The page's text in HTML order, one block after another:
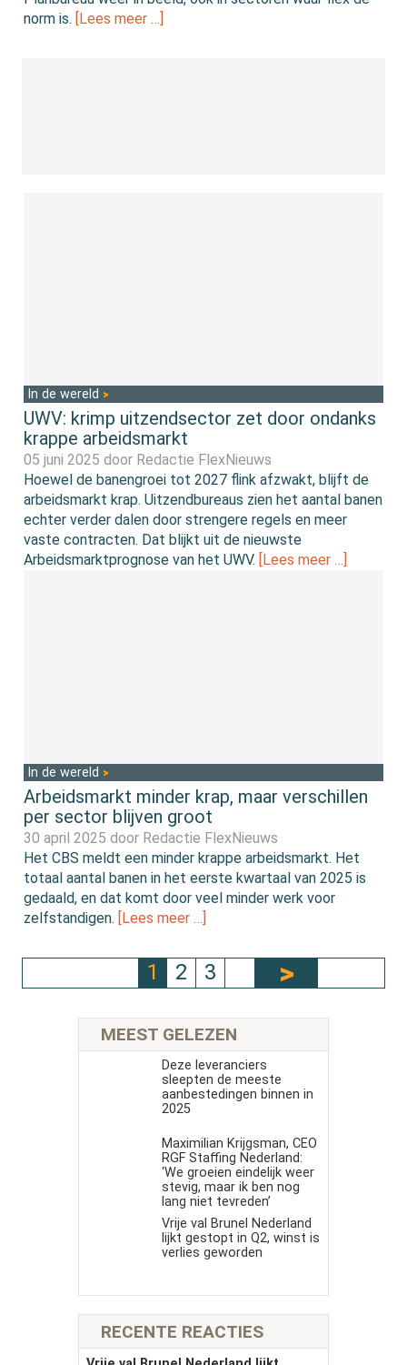
norm is. [Lees meer …]
In de wereld
UWV: krimp uitzendsector zet door ondanks
krappe arbeidsmarkt
05 juni 2025 door Redactie FlexNieuws
Hoewel de banengroei tot 2027 flink afzwakt, blijft de
arbeidsmarkt krap. Uitzendbureaus zien het aantal banen
echter verder dalen door strengere regels en meer
vaste contracten. Dat blijkt uit de nieuwste
Arbeidsmarktprognose van het UWV.
[Lees meer …]
In de wereld
Arbeidsmarkt minder krap, maar verschillen
per sector blijven groot
30 april 2025 door Redactie FlexNieuws
Het CBS meldt een minder krappe arbeidsmarkt. Het
totaal aantal banen in het eerste kwartaal van 2025 is
gedaald, en dat komt door veel minder werk voor
zelfstandigen. [Lees meer …]
1 2 3
MEEST GELEZEN
Deze leveranciers
sleepten de meeste
aanbestedingen binnen in
2025
Maximilian Krijgsman, CEO
RGF Staffing Nederland:
‘We groeien eindelijk weer
stevig, maar ik ben nog
lang niet tevreden’
Vrije val Brunel Nederland
lijkt gestopt in Q2, winst is
verlies geworden
RECENTE REACTIES